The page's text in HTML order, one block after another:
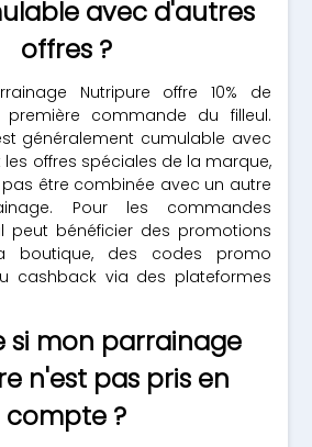
avec d'autres
offres ?
Nutripure offre 10% de
commande du filleul.
généralement cumulable avec
les offres spéciales de la marque,
être combinée avec un autre
Pour les commandes
peut bénéficier des promotions
boutique, des codes promo
cashback via des plateformes
si mon parrainage
n'est pas pris en
compte ?